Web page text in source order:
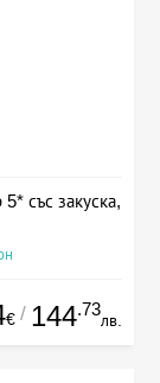
със закуска,
€ / 144.73
лв.